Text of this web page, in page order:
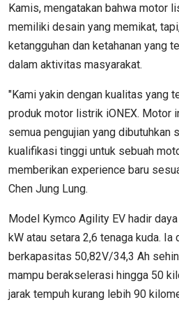
Kamis, mengatakan bahwa motor
memiliki desain yang memikat,
ketangguhan dan ketahanan yang
dalam aktivitas masyarakat.
"Kami yakin dengan kualitas yang
produk motor listrik iONEX. Motor
semua pengujian yang dibutuhkan
kualifikasi tinggi untuk sebuah
memberikan experience baru
Chen Jung Lung.
Model Kymco Agility EV hadir
kW atau setara 2,6 tenaga kuda.
berkapasitas 50,82V/34,3 Ah
mampu berakselerasi hingga 50
jarak tempuh kurang lebih 90